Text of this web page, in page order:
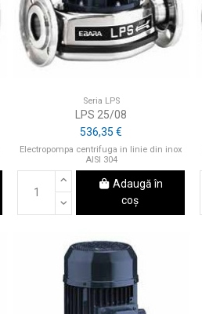
Seria LPS
LPS 25/08
536,35 €
Electropompa centrifuga in linie din inox
AISI 304
Adaugă în
coș